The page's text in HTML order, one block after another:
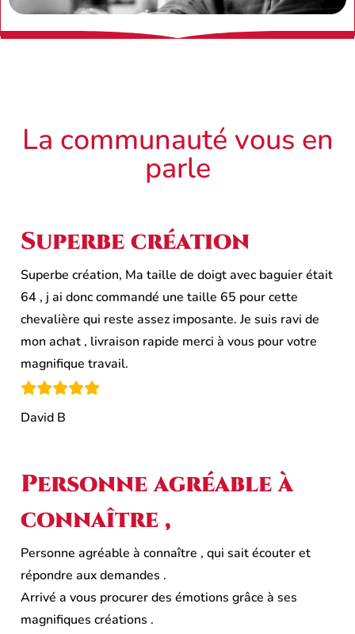
La communauté vous en
parle
Superbe création
Superbe création, Ma taille de doigt avec baguier était
64 , j ai donc commandé une taille 65 pour cette
chevalière qui reste assez imposante. Je suis ravi de
mon achat , livraison rapide merci à vous pour votre
magnifique travail.
David B
Personne agréable à
connaître ,
Personne agréable à connaître , qui sait écouter et
répondre aux demandes .
Arrivé a vous procurer des émotions grâce à ses
magnifiques créations .